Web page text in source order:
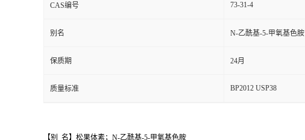
CAS编号 73-31-4
别名 N-乙酰基-5-甲氧基色胺
保质期 24月
质量标准 BP2012 USP38
【别 名】松果体素；N-乙酰基-5-甲氧基色胺